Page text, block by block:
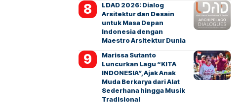
LDAD 2026: Dialog
Arsitektur dan Desain
untuk Masa Depan
Indonesia dengan
Maestro Arsitektur Dunia
Marissa Sutanto
Luncurkan Lagu “KITA
INDONESIA”, Ajak Anak
Muda Berkarya dari Alat
Sederhana hingga Musik
Tradisional